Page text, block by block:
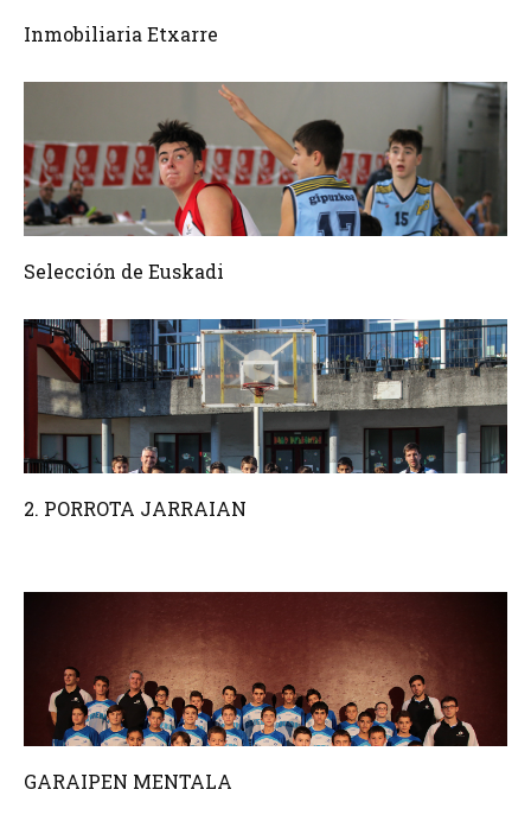
Inmobiliaria Etxarre
Selección de Euskadi
2. PORROTA JARRAIAN
GARAIPEN MENTALA